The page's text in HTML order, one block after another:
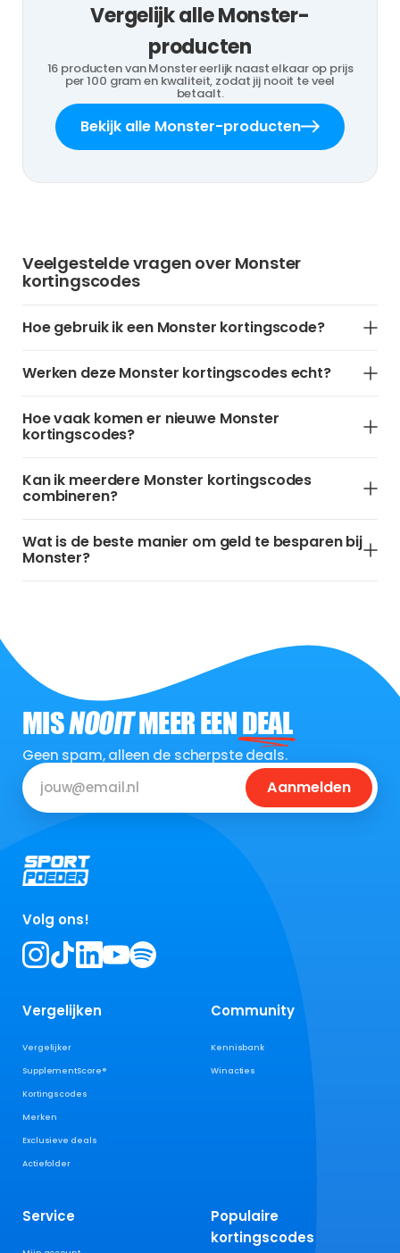
Vergelijk alle Monster-
producten
16 producten van Monster eerlijk naast elkaar op prijs
per 100 gram en kwaliteit, zodat jij nooit te veel
betaalt.
Bekijk alle Monster-producten
Veelgestelde vragen over Monster
kortingscodes
Hoe gebruik ik een Monster kortingscode?
Werken deze Monster kortingscodes echt?
Hoe vaak komen er nieuwe Monster
kortingscodes?
Kan ik meerdere Monster kortingscodes
combineren?
Wat is de beste manier om geld te besparen bij
Monster?
MISNOOITMEER EENDEAL
Geen spam, alleen de scherpste deals.
Aanmelden
Volg ons!
Vergelijken
Vergelijker
SupplementScore®
Kortingscodes
Merken
Exclusieve deals
Actiefolder
Community
Kennisbank
Winacties
Service
Populaire
kortingscodes